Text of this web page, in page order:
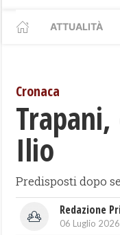
ATTUALITÀ
Cronaca
Ilio
Predisposti dopo
Redazione
06 Luglio